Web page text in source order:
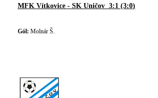
MFK Vítkovice - SK Uničov 3:1 (3:0)
Gól: Molnár Š.